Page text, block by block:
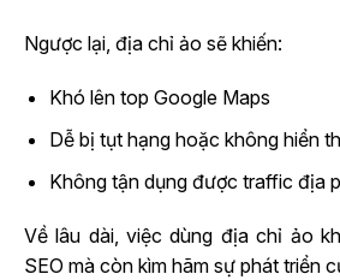
Ngược lại, địa chỉ ảo sẽ khiến:
Khó lên top Google Maps
Dễ bị tụt hạng hoặc không hiển
Không tận dụng được traffic địa
Về lâu dài, việc dùng địa chỉ ảo
SEO mà còn kìm hãm sự phát triển